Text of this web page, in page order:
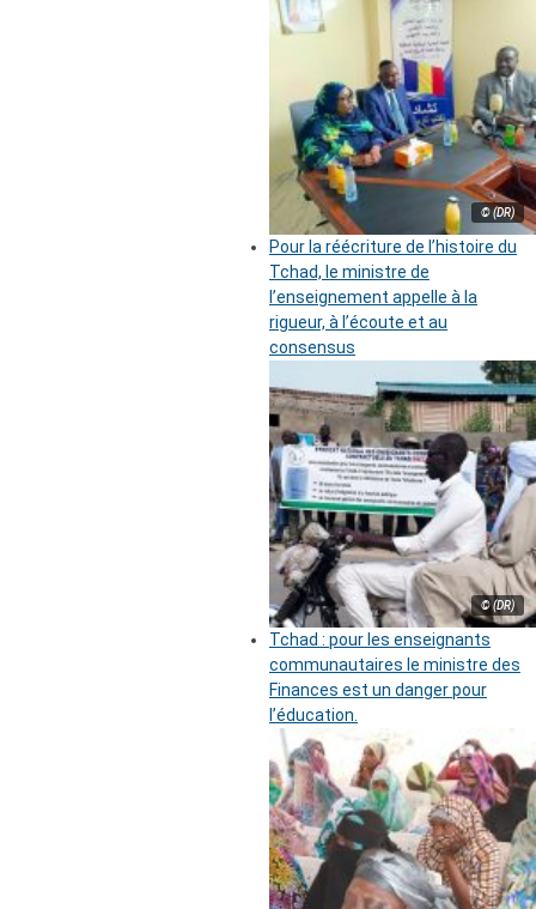
© (DR)
Pour la réécriture de l’histoire du
Tchad, le ministre de
l’enseignement appelle à la
rigueur, à l’écoute et au
consensus
© (DR)
Tchad : pour les enseignants
communautaires le ministre des
Finances est un danger pour
l’éducation.